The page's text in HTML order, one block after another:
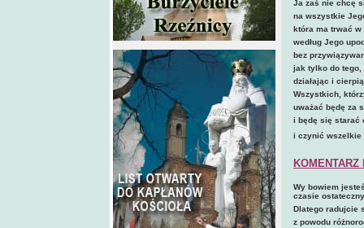
Ja zaś nie chcę
na wszystkie
która ma trwać
według Jego
bez
jak tylko do
działając i
Wszystkich,
uważać będę za
i będę się starać
i czynić wszelkie
Wy bowiem
czasie
Dlatego radujcie
z powodu